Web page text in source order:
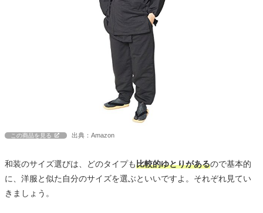
この商品を見る 出典：Amazon
和装のサイズ選びは、どのタイプも比較的ゆとりがあるので基本的
に、洋服と似た自分のサイズを選ぶといいですよ。それぞれ見てい
きましょう。